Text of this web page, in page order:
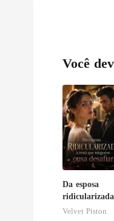
Você
Da esposa
irmã que
Velvet Piston